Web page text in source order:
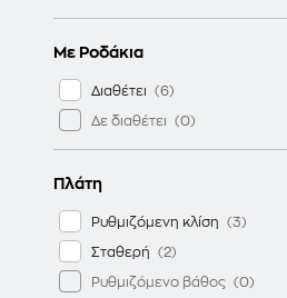
Με Ροδάκια
Διαθέτει
Δε διαθέτει
Πλάτη
Ρυθμιζόμενη κλίση
Σταθερή
Ρυθμιζόμενο βάθος